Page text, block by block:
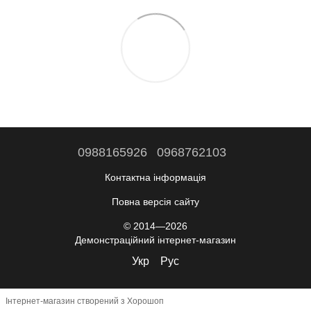
0988165926 0968762103
Контактна інформація
Повна версія сайту
© 2014—2026
Демонстраційний інтернет-магазин
Укр Рус
Інтернет-магазин створений з Хорошоп